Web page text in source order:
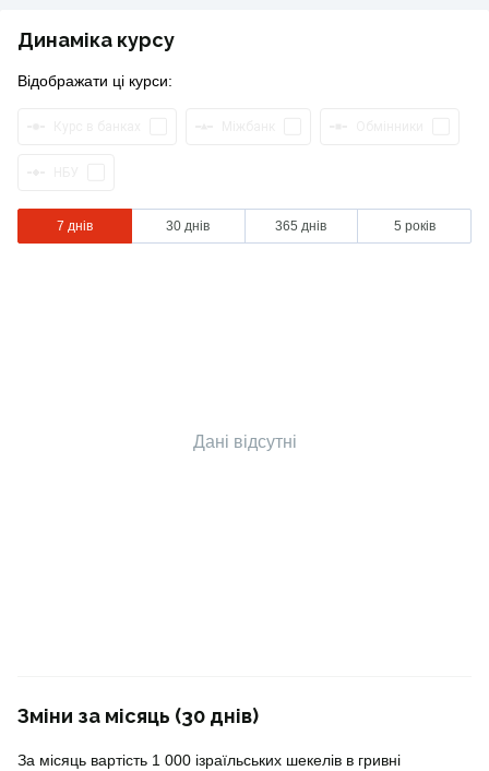
Динаміка курсу
Відображати ці курси:
7 днів 30 днів 365 днів 5 років
Дані відсутні
Зміни за місяць (30 днів)
За місяць вартість 1 000 ізраїльських шекелів в гривні